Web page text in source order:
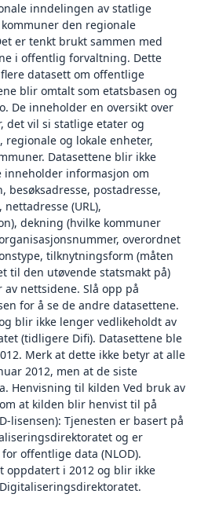
inndelingen av statlige
den regionale
er tenkt brukt sammen med
i offentlig forvaltning. Dette
datasett om offentlige
blir omtalt som etatsbasen og
De inneholder en oversikt over
det vil si statlige etater og
regionale og lokale enheter,
Datasettene blir ikke
inneholder informasjon om
besøksadresse, postadresse,
(URL),
dekning (hvilke kommuner
overordnet
tilknytningsform (måten
til den utøvende statsmakt på)
nettsidene. Slå opp på
for å se de andre datasettene.
blir ikke lenger vedlikeholdt av
(tidligere Difi). Datasettene ble
Merk at dette ikke betyr at alle
2012, men at de siste
Henvisning til kilden Ved bruk av
at kilden blir henvist til på
lisensen): Tjenesten er basert på
og er
offentlige data (NLOD).
oppdatert i 2012 og blir ikke